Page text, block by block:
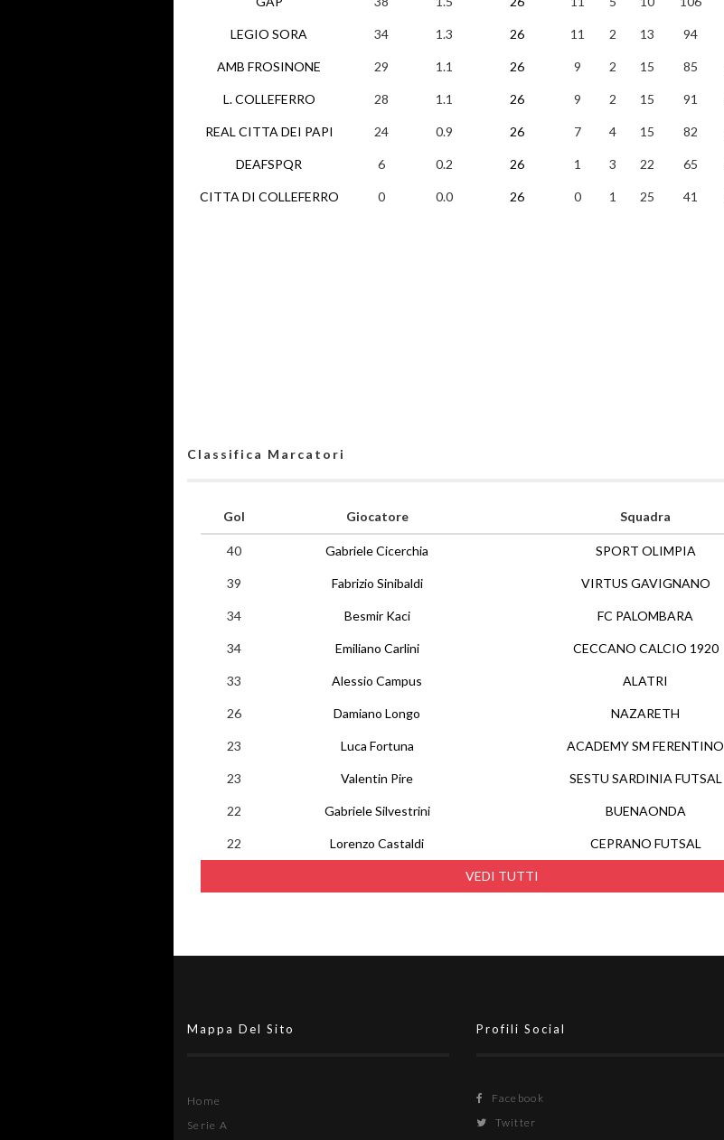
LEGIO SORA
AMB FROSINONE
L. COLLEFERRO
REAL CITTA DEI PAPI
DEAFSPQR
CITTA DI COLLEFERRO
34 1.3 26 11 2 13 94
29 1.1 26 9 2 15 85
28 1.1 26 9 2 15 91
24 0.9 26 7 4 15 82
6 0.2 26 1 3 22 65
0 0.0 26 0 1 25 41
Classifica Marcatori
Gol Giocatore Squadra
VEDI TUTTI
40 Gabriele Cicerchia SPORT OLIMPIA
39 Fabrizio Sinibaldi VIRTUS GAVIGNANO
34 Besmir Kaci FC PALOMBARA
34 Emiliano Carlini CECCANO CALCIO 1920
33 Alessio Campus ALATRI
26 Damiano Longo NAZARETH
23 Luca Fortuna ACADEMY SM FERENTINO
23 Valentin Pire SESTU SARDINIA FUTSAL
22 Gabriele Silvestrini BUENAONDA
22 Lorenzo Castaldi CEPRANO FUTSAL
Mappa Del Sito
Home
Serie A
Profili Social
Facebook
Twitter